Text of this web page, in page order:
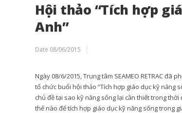
Hội thảo “Tích hợp
Anh”
Date 08/06/2015
Ngày 08/6/2015, Trung tâm SEAMEO RETRAC đã
tổ chức buổi hội thảo “Tích hợp giáo dục kỹ năng
chủ đề tại sao kỹ năng sống lại cần thiết trong
thế nào để tích hợp giáo dục kỹ năng sống trong